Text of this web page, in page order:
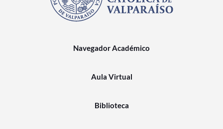
Navegador Académico
Aula Virtual
Biblioteca